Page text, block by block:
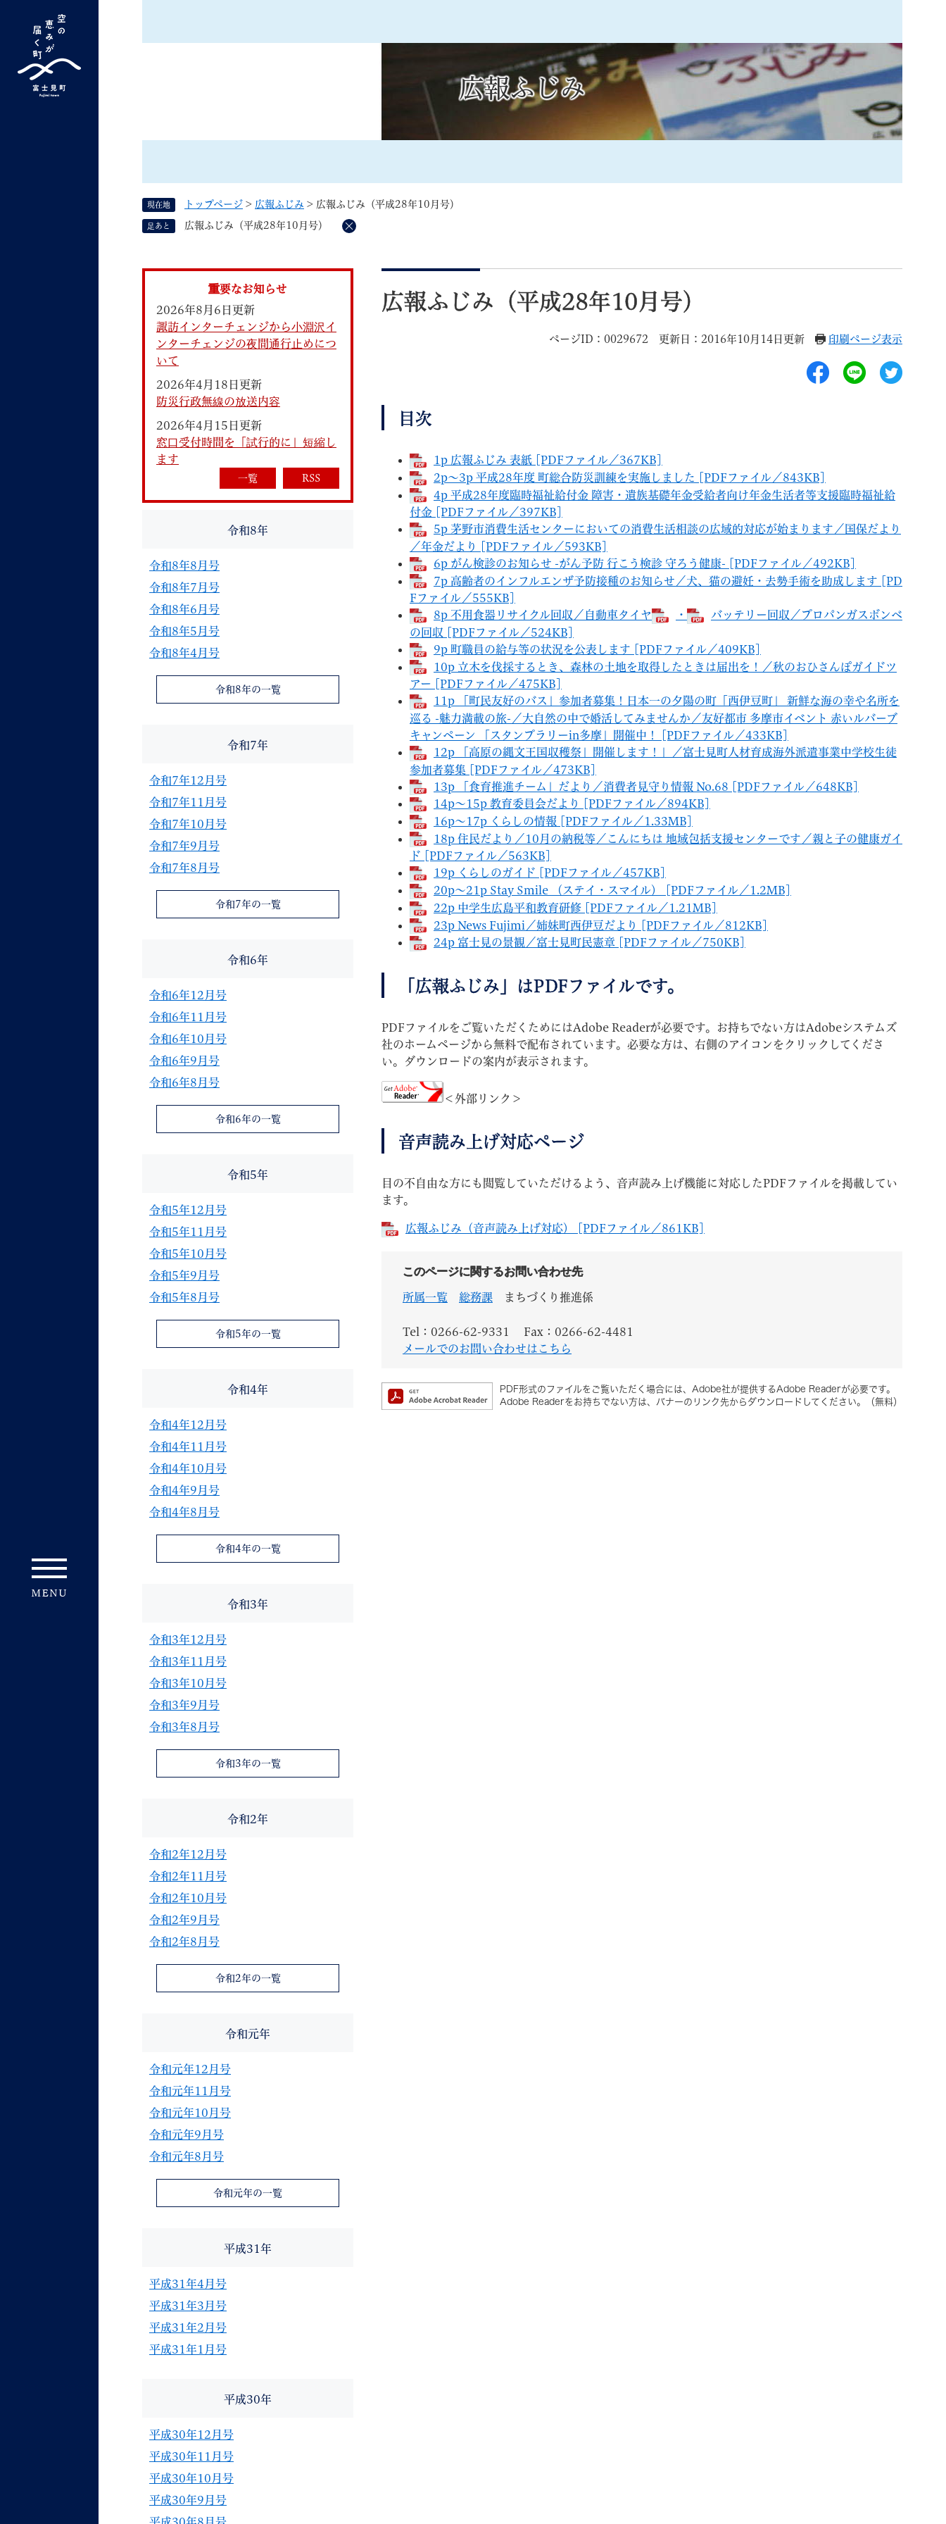
ム
すべて ページ PDF 記事ID検索
特別定額給付金
くらしの情報 しごと・町づくり
組織で探す
妊娠・出産 子育て
音声読み上げ 文字サイズ 標準 拡大 ページを一時保存する サイトマップ ご利用ガイド
携帯サイト
広報ふじみ
現在地 トップページ > 広報ふじみ > 広報ふじみ（平成28年10月号）
足あと 広報ふじみ（平成28年10月号）
削
文
広報ふじみ（平成28年10月号）
ページID：0029672 更新日：2016年10月14日更新 印刷ページ表示
目次
1p 広報ふじみ 表紙 [PDFファイル／367KB]
2p～3p 平成28年度 町総合防災訓練を実施しました [PDFファイル／843KB]
4p 平成28年度臨時福祉給付金 障害・遺族基礎年金受給者向け年金生活者等支援臨時福祉給
付金 [PDFファイル／397KB]
5p 茅野市消費生活センターにおいての消費生活相談の広域的対応が始まります／国保だより
／年金だより [PDFファイル／593KB]
6p がん検診のお知らせ -がん予防 行こう検診 守ろう健康- [PDFファイル／492KB]
7p 高齢者のインフルエンザ予防接種のお知らせ／犬、猫の避妊・去勢手術を助成します [PD
Fファイル／555KB]
8p 不用食器リサイクル回収／自動車タイヤ
・
バッテリー回収／プロパンガスボンベ
の回収 [PDFファイル／524KB]
9p 町職員の給与等の状況を公表します [PDFファイル／409KB]
10p 立木を伐採するとき、森林の土地を取得したときは届出を！／秋のおひさんぽガイドツ
アー [PDFファイル／475KB]
11p 「町民友好のバス」参加者募集！日本一の夕陽の町「西伊豆町」 新鮮な海の幸や名所を
巡る -魅力満載の旅-／大自然の中で婚活してみませんか／友好都市 多摩市イベント 赤いルバーブ
キャンペーン 「スタンプラリーin多摩」開催中！ [PDFファイル／433KB]
12p 「高原の縄文王国収穫祭」開催します！」／富士見町人材育成海外派遣事業中学校生徒
参加者募集 [PDFファイル／473KB]
13p 「食育推進チーム」だより／消費者見守り情報 No.68 [PDFファイル／648KB]
14p～15p 教育委員会だより [PDFファイル／894KB]
16p～17p くらしの情報 [PDFファイル／1.33MB]
18p 住民だより／10月の納税等／こんにちは 地域包括支援センターです／親と子の健康ガイ
ド [PDFファイル／563KB]
19p くらしのガイド [PDFファイル／457KB]
20p～21p Stay Smile （ステイ・スマイル） [PDFファイル／1.2MB]
22p 中学生広島平和教育研修 [PDFファイル／1.21MB]
23p News Fujimi／姉妹町西伊豆だより [PDFファイル／812KB]
24p 富士見の景観／富士見町民憲章 [PDFファイル／750KB]
「広報ふじみ」はPDFファイルです。
PDFファイルをご覧いただくためにはAdobe Readerが必要です。お持ちでない方はAdobeシステムズ
社のホームページから無料で配布されています。必要な方は、右側のアイコンをクリックしてくださ
い。ダウンロードの案内が表示されます。
＜外部リンク＞
音声読み上げ対応ページ
目の不自由な方にも閲覧していただけるよう、音声読み上げ機能に対応したPDFファイルを掲載してい
ます。
広報ふじみ（音声読み上げ対応） [PDFファイル／861KB]
このページに関するお問い合わせ先
所属一覧 総務課 まちづくり推進係
Tel：0266-62-9331
Fax：0266-62-4481
メールでのお問い合わせはこちら
PDF形式のファイルをご覧いただく場合には、Adobe社が提供するAdobe Readerが必要です。
Adobe Readerをお持ちでない方は、バナーのリンク先からダウンロードしてください。（無料）
重要なお知らせ
2026年8月6日更新
諏訪インターチェンジから小淵沢イ
ンターチェンジの夜間通行止めにつ
いて
2026年4月18日更新
防災行政無線の放送内容
2026年4月15日更新
窓口受付時間を「試行的に」短縮し
ます
一覧 RSS
令和8年
令和8年8月号
令和8年7月号
令和8年6月号
令和8年5月号
令和8年4月号
令和8年の一覧
令和7年
令和7年12月号
令和7年11月号
令和7年10月号
令和7年9月号
令和7年8月号
令和7年の一覧
令和6年
令和6年12月号
令和6年11月号
令和6年10月号
令和6年9月号
令和6年8月号
令和6年の一覧
令和5年
令和5年12月号
令和5年11月号
令和5年10月号
令和5年9月号
令和5年8月号
令和5年の一覧
令和4年
令和4年12月号
令和4年11月号
令和4年10月号
令和4年9月号
令和4年8月号
令和4年の一覧
令和3年
令和3年12月号
令和3年11月号
令和3年10月号
令和3年9月号
令和3年8月号
令和3年の一覧
令和2年
令和2年12月号
令和2年11月号
令和2年10月号
令和2年9月号
令和2年8月号
令和2年の一覧
令和元年
令和元年12月号
令和元年11月号
令和元年10月号
令和元年9月号
令和元年8月号
令和元年の一覧
平成31年
平成31年4月号
平成31年3月号
平成31年2月号
平成31年1月号
平成30年
平成30年12月号
平成30年11月号
平成30年10月号
平成30年9月号